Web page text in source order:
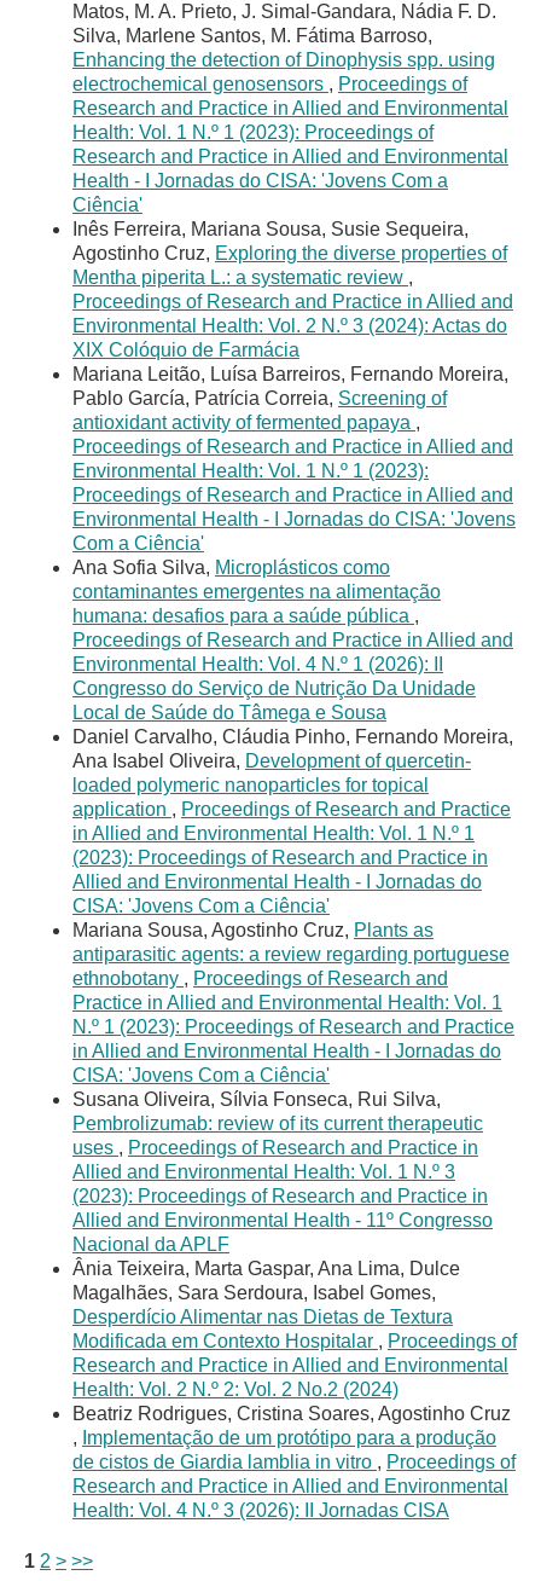
Matos, M. A. Prieto, J. Simal-Gandara, Nádia F. D.
Silva, Marlene Santos, M. Fátima Barroso,
Enhancing the detection of Dinophysis spp. using
electrochemical genosensors , Proceedings of
Research and Practice in Allied and Environmental
Health: Vol. 1 N.º 1 (2023): Proceedings of
Research and Practice in Allied and Environmental
Health - I Jornadas do CISA: 'Jovens Com a
Ciência'
Inês Ferreira, Mariana Sousa, Susie Sequeira,
Agostinho Cruz, Exploring the diverse properties of
Mentha piperita L.: a systematic review ,
Proceedings of Research and Practice in Allied and
Environmental Health: Vol. 2 N.º 3 (2024): Actas do
XIX Colóquio de Farmácia
Mariana Leitão, Luísa Barreiros, Fernando Moreira,
Pablo García, Patrícia Correia, Screening of
antioxidant activity of fermented papaya ,
Proceedings of Research and Practice in Allied and
Environmental Health: Vol. 1 N.º 1 (2023):
Proceedings of Research and Practice in Allied and
Environmental Health - I Jornadas do CISA: 'Jovens
Com a Ciência'
Ana Sofia Silva, Microplásticos como
contaminantes emergentes na alimentação
humana: desafios para a saúde pública ,
Proceedings of Research and Practice in Allied and
Environmental Health: Vol. 4 N.º 1 (2026): II
Congresso do Serviço de Nutrição Da Unidade
Local de Saúde do Tâmega e Sousa
Daniel Carvalho, Cláudia Pinho, Fernando Moreira,
Ana Isabel Oliveira, Development of quercetin-
loaded polymeric nanoparticles for topical
application , Proceedings of Research and Practice
in Allied and Environmental Health: Vol. 1 N.º 1
(2023): Proceedings of Research and Practice in
Allied and Environmental Health - I Jornadas do
CISA: 'Jovens Com a Ciência'
Mariana Sousa, Agostinho Cruz, Plants as
antiparasitic agents: a review regarding portuguese
ethnobotany , Proceedings of Research and
Practice in Allied and Environmental Health: Vol. 1
N.º 1 (2023): Proceedings of Research and Practice
in Allied and Environmental Health - I Jornadas do
CISA: 'Jovens Com a Ciência'
Susana Oliveira, Sílvia Fonseca, Rui Silva,
Pembrolizumab: review of its current therapeutic
uses , Proceedings of Research and Practice in
Allied and Environmental Health: Vol. 1 N.º 3
(2023): Proceedings of Research and Practice in
Allied and Environmental Health - 11º Congresso
Nacional da APLF
Ânia Teixeira, Marta Gaspar, Ana Lima, Dulce
Magalhães, Sara Serdoura, Isabel Gomes,
Desperdício Alimentar nas Dietas de Textura
Modificada em Contexto Hospitalar , Proceedings of
Research and Practice in Allied and Environmental
Health: Vol. 2 N.º 2: Vol. 2 No.2 (2024)
Beatriz Rodrigues, Cristina Soares, Agostinho Cruz
, Implementação de um protótipo para a produção
de cistos de Giardia lamblia in vitro , Proceedings of
Research and Practice in Allied and Environmental
Health: Vol. 4 N.º 3 (2026): II Jornadas CISA
1 2 > >>